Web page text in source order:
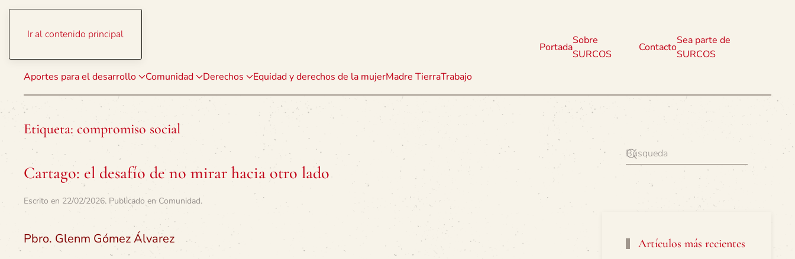
Ir al contenido principal
Aportes para el desarrollo Comunidad Derechos Equidad y derechos de la mujerMadre TierraTrabajo
Portada
Sobre
SURCOS
Contacto
Sea parte de
SURCOS
Etiqueta: compromiso social
Cartago: el desafío de no mirar hacia otro lado
Escrito en 22/02/2026. Publicado en Comunidad.
Pbro. Glenm Gómez Álvarez
Artículos más recientes